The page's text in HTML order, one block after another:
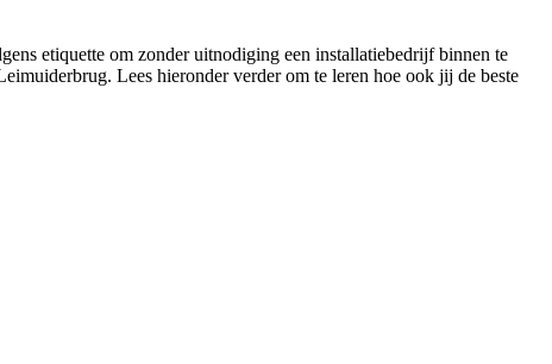
etiquette om zonder uitnodiging een installatiebedrijf binnen te
Lees hieronder verder om te leren hoe ook jij de beste